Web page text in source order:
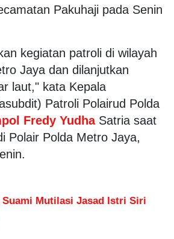
Pakuhaji pada Senin
kegiatan patroli di wilayah
Jaya dan dilanjutkan
laut," kata Kepala
Patroli Polairud Polda
Fredy Yudha Satria saat
Polair Polda Metro Jaya,
Mutilasi Jasad Istri Siri